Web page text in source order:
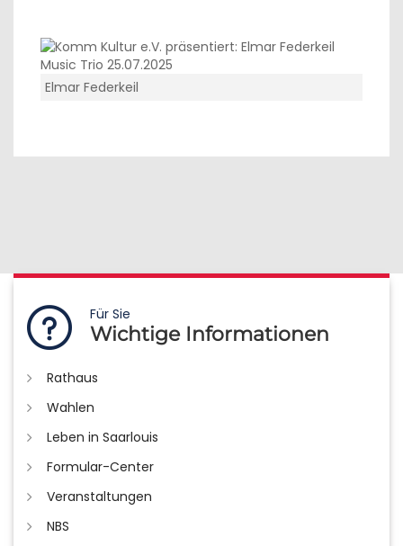
Elmar Federkeil
Für Sie
Wichtige Informationen
Rathaus
Wahlen
Leben in Saarlouis
Formular-Center
Veranstaltungen
NBS